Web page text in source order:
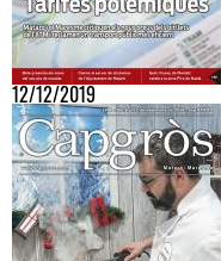
12/12/2019